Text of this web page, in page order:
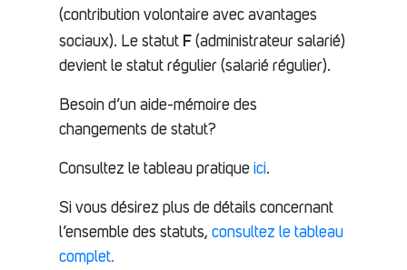
(contribution volontaire avec avantages
sociaux). Le statut F (administrateur salarié)
devient le statut régulier (salarié régulier).
Besoin d’un aide-mémoire des
changements de statut?
Consultez le tableau pratique ici.
Si vous désirez plus de détails concernant
l’ensemble des statuts, consultez le tableau
complet.